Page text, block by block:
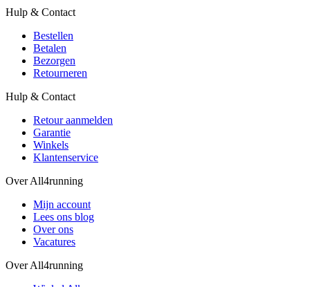
Hulp & Contact
Bestellen
Betalen
Bezorgen
Retourneren
Hulp & Contact
Retour aanmelden
Garantie
Winkels
Klantenservice
Over All4running
Mijn account
Lees ons blog
Over ons
Vacatures
Over All4running